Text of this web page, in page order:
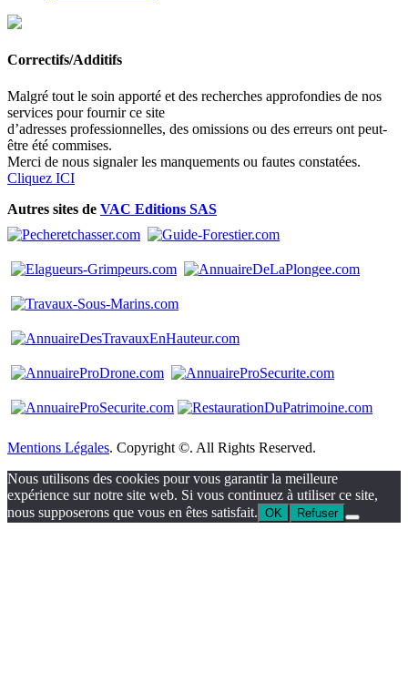
Correctifs/Additifs
Malgré tout le soin apporté et des recherches approfondies de nos
services pour fournir ce site
d’adresses professionnelles, des omissions ou des erreurs ont peut-
être été commises.
Merci de nous signaler les manquements ou fautes constatées.
Cliquez ICI
Autres sites de VAC Editions SAS
Mentions Légales. Copyright ©. All Rights Reserved.
Nous utilisons des cookies pour vous garantir la meilleure
expérience sur notre site web. Si vous continuez à utiliser ce site,
nous supposerons que vous en êtes satisfait. OK Refuser